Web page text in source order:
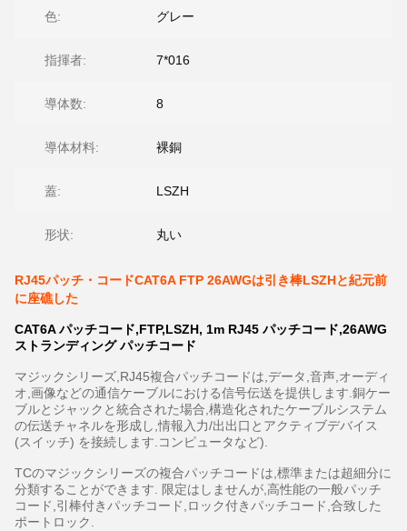
色: グレー
指揮者: 7*016
導体数: 8
導体材料: 裸銅
蓋: LSZH
形状: 丸い
RJ45パッチ・コードCAT6A FTP 26AWGは引き棒LSZHと紀元前
に座礁した
CAT6A パッチコード,FTP,LSZH, 1m RJ45 パッチコード,26AWG
ストランディング パッチコード
マジックシリーズ,RJ45複合パッチコードは,データ,音声,オーディ
オ,画像などの通信ケーブルにおける信号伝送を提供します.銅ケー
ブルとジャックと統合された場合,構造化されたケーブルシステム
の伝送チャネルを形成し,情報入力/出出口とアクティブデバイス
(スイッチ) を接続します.コンピュータなど).
TCのマジックシリーズの複合パッチコードは,標準または超細分に
分類することができます. 限定はしませんが,高性能の一般パッチ
コード,引棒付きパッチコード,ロック付きパッチコード,合致した
ポートロック.